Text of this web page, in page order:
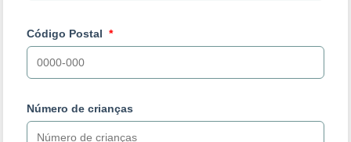
Código Postal
Número de crianças